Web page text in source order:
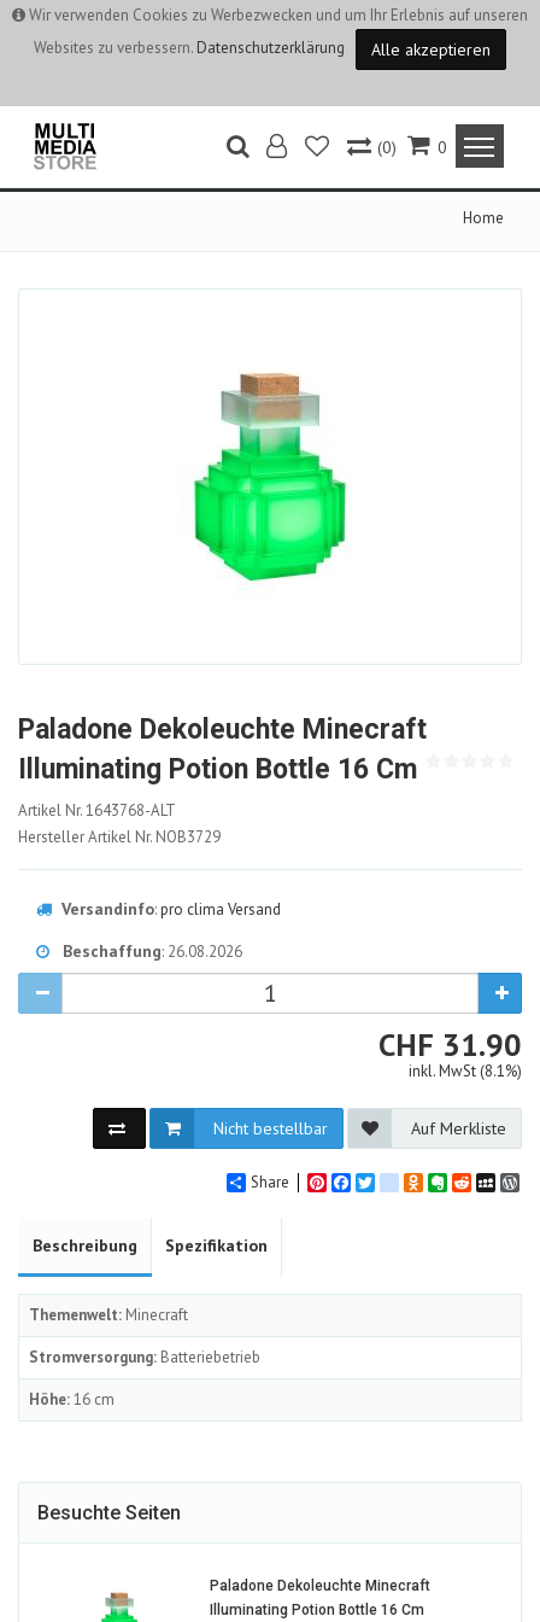
Wir verwenden Cookies zu Werbezwecken und um Ihr Erlebnis auf unseren
Websites zu verbessern. Datenschutzerklärung Alle akzeptieren
0
(0)
Home
Paladone Dekoleuchte Minecraft
Illuminating Potion Bottle 16 Cm
1643768-
ALT
Artikel Nr.1643768-ALT
Hersteller Artikel Nr. NOB3729
Versandinfo:pro clima Versand
Beschaffung: 26.08.2026
CHF CHF
31.90
inkl. MwSt (8.1%)
Nicht bestellbar Auf Merkliste
Share PinterestFacebook
Twittergoogle_bookmarks
Odnoklassniki
Evernote
Reddit
Beschreibung Spezifikation
Themenwelt: Minecraft
Stromversorgung: Batteriebetrieb
Höhe:16 cm
Besuchte Seiten
Paladone Dekoleuchte Minecraft
Illuminating Potion Bottle 16 Cm